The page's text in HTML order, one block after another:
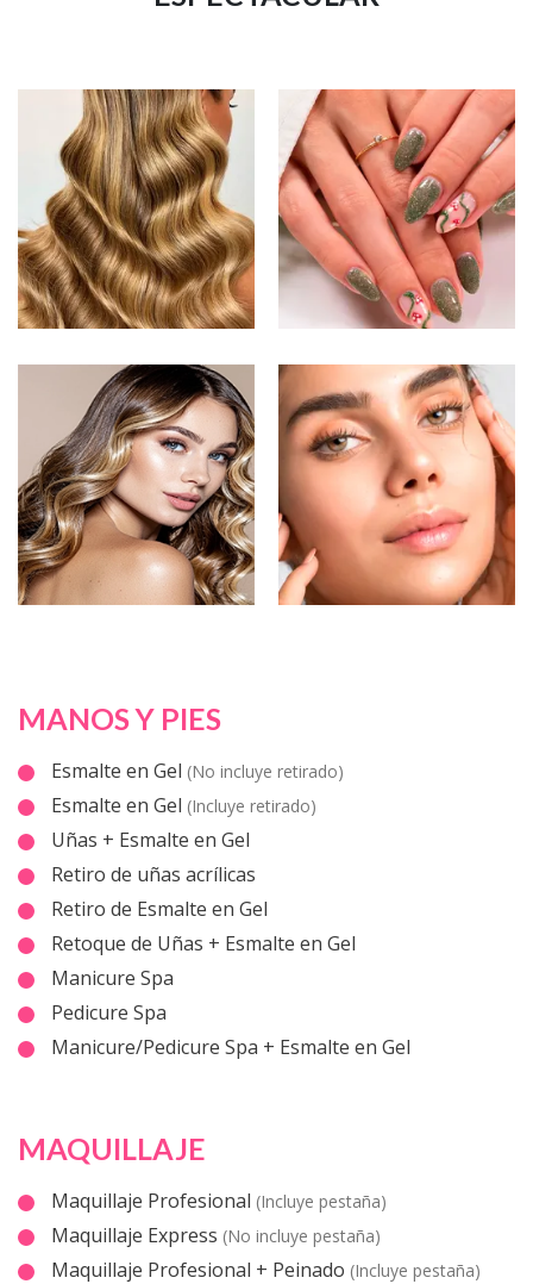
MANOS Y PIES
Esmalte en Gel (No incluye retirado)
Esmalte en Gel (Incluye retirado)
Uñas + Esmalte en Gel
Retiro de uñas acrílicas
Retiro de Esmalte en Gel
Retoque de Uñas + Esmalte en Gel
Manicure Spa
Pedicure Spa
Manicure/Pedicure Spa + Esmalte en Gel
MAQUILLAJE
Maquillaje Profesional (Incluye pestaña)
Maquillaje Express (No incluye pestaña)
Maquillaje Profesional + Peinado (Incluye pestaña)